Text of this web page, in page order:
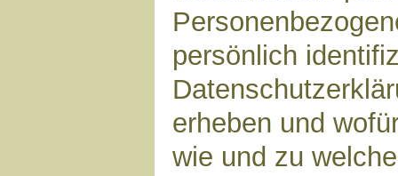
persönlich
erheben und
wie und zu